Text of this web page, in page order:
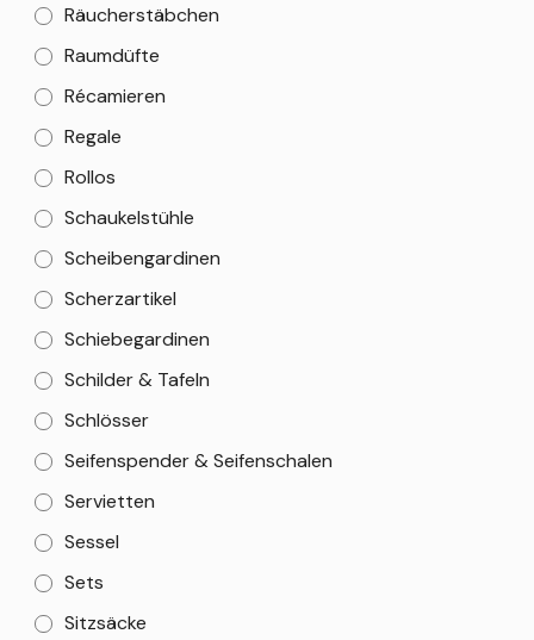
Räucherstäbchen
Raumdüfte
Récamieren
Regale
Rollos
Schaukelstühle
Scheibengardinen
Scherzartikel
Schiebegardinen
Schilder & Tafeln
Schlösser
Seifenspender & Seifenschalen
Servietten
Sessel
Sets
Sitzsäcke